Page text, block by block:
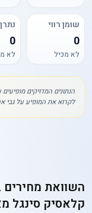
שומן רווי
0
לא מכיל
נתרן
0
לא
הנתונים המדויקים
לקרוא את המופיע על גבי
השוואת
קלאסיק סינגל